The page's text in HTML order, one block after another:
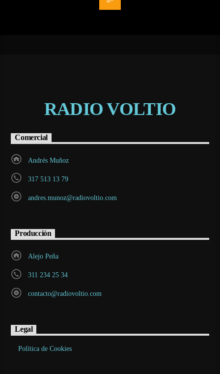
RADIO VOLTIO
Comercial
Andrés Muñoz
317 513 13 79
andres.munoz@radiovoltio.com
Producción
Alejo Peña
311 234 25 34
contacto@radiovoltio.com
Legal
Política de Cookies